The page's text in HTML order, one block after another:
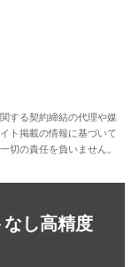
する契約締結の代理や媒
ト掲載の情報に基づいて
切の責任を負いません。
なし高精度